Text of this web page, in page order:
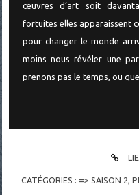
œuvres d’art soit
fortuites elles apparaissent
pour changer le monde
moins nous révéler une
prenons pas le temps, ou
CATÉGORIES : => SAISON 2